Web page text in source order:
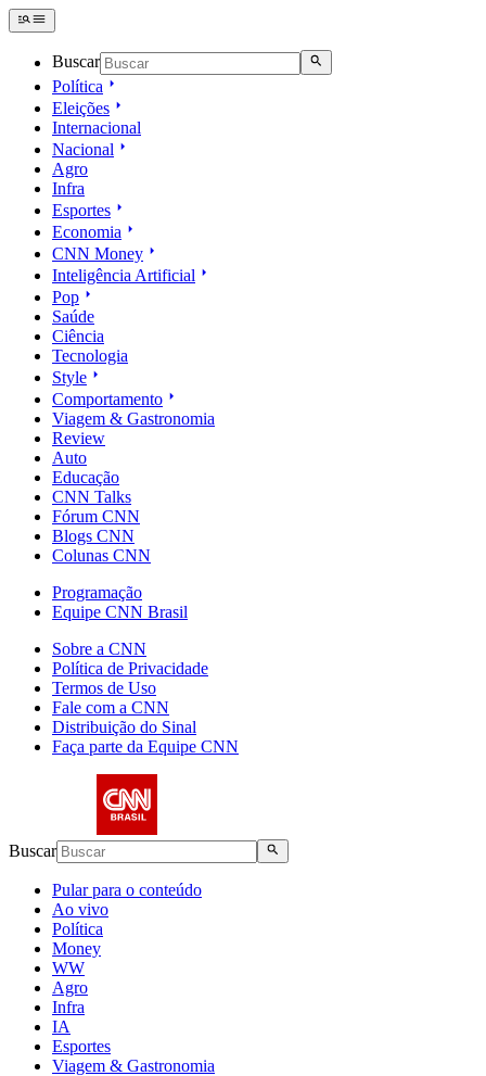
Buscar
Política
Eleições
Internacional
Nacional
Agro
Infra
Esportes
Economia
CNN Money
Inteligência Artificial
Pop
Saúde
Ciência
Tecnologia
Style
Comportamento
Viagem & Gastronomia
Review
Auto
Educação
CNN Talks
Fórum CNN
Blogs CNN
Colunas CNN
Programação
Equipe CNN Brasil
Sobre a CNN
Política de Privacidade
Termos de Uso
Fale com a CNN
Distribuição do Sinal
Faça parte da Equipe CNN
Buscar
Pular para o conteúdo
Ao vivo
Política
Money
WW
Agro
Infra
IA
Esportes
Viagem & Gastronomia